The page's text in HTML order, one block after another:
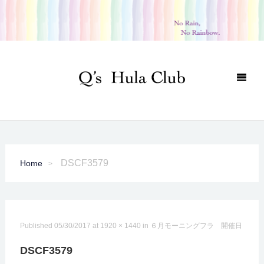
Home DSCF3579
Published 05/30/2017 at 1920 × 1440 in ６月モーニングフラ 開催日
DSCF3579